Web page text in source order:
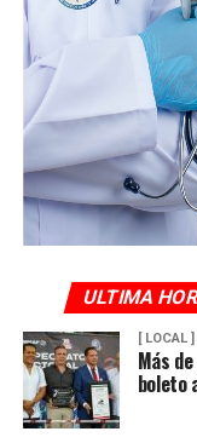
ULTIMA
[ LOCAL ]
Más
boleto